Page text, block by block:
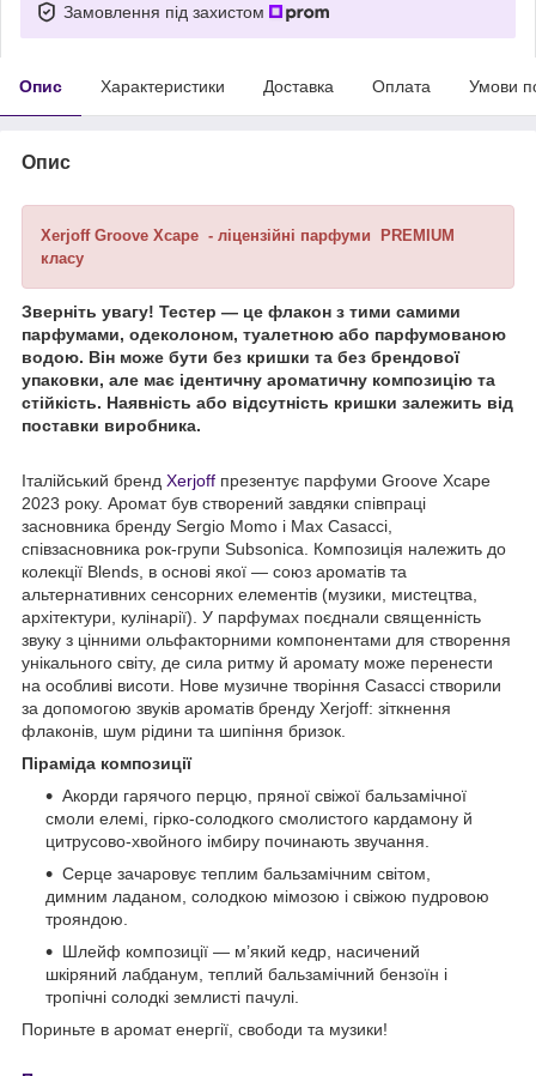
Замовлення під захистом
Опис Характеристики Доставка Оплата Умови
Опис
Xerjoff Groove Xcape - ліцензійні парфуми PREMIUM
класу
Зверніть увагу! Тестер — це флакон з тими самими
парфумами, одеколоном, туалетною або парфумованою
водою. Він може бути без кришки та без брендової
упаковки, але має ідентичну ароматичну композицію та
стійкість. Наявність або відсутність кришки залежить від
поставки виробника.
Італійський бренд Xerjoff презентує парфуми Groove Xcape
2023 року. Аромат був створений завдяки співпраці
засновника бренду Sergio Momo і Max Casacci,
співзасновника рок-групи Subsonica. Композиція належить до
колекції Blends, в основі якої — союз ароматів та
альтернативних сенсорних елементів (музики, мистецтва,
архітектури, кулінарії). У парфумах поєднали священність
звуку з цінними ольфакторними компонентами для створення
унікального світу, де сила ритму й аромату може перенести
на особливі висоти. Нове музичне творіння Casacci створили
за допомогою звуків ароматів бренду Xerjoff: зіткнення
флаконів, шум рідини та шипіння бризок.
Піраміда композиції
Акорди гарячого перцю, пряної свіжої бальзамічної
смоли елемі, гірко-солодкого смолистого кардамону й
цитрусово-хвойного імбиру починають звучання.
Серце зачаровує теплим бальзамічним світом,
димним ладаном, солодкою мімозою і свіжою пудровою
трояндою.
Шлейф композиції — м’який кедр, насичений
шкіряний лабданум, теплий бальзамічний бензоїн і
тропічні солодкі землисті пачулі.
Пориньте в аромат енергії, свободи та музики!